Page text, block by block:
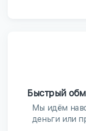
Быстрый
Мы идём
деньги или